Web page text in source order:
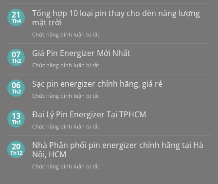
SỈ
TẠI
NỘI
TÍN,
CHIẾT
CAO,
HÀNG
CHÍNH
sánh
của
hãng:
Panasonic
Maxell:
Pin
bền
hơn?
21
Th4
Tổng hợp 10 loại pin thay cho đèn năng lượng
mặt trời
Chức năng bình luận bị tắtở
hợp
loại
thay
đèn
lượng
mặt
07
Th2
Giá Pin Energizer Mới Nhất
Chức năng bình luận bị tắtở
Pin
Mới
06
Th2
Sạc pin energizer chính hãng, giá rẻ
Chức năng bình luận bị tắtở
pin
energizer
chính
giá
13
Th1
Đại Lý Pin Energizer Tại TPHCM
Chức năng bình luận bị tắtở
Lý
Tại
20
Th12
Nhà Phân phối pin energizer chính hãng tại Hà
Nội, HCM
Chức năng bình luận bị tắtở